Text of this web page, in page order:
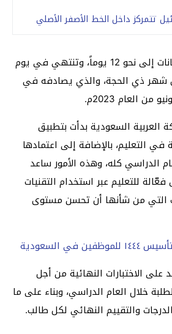
وقد تستمر أيام الامتحانات إلى نحو 12 يوماً، وتنتهي في يوم
الموافق 1 من شهر ذي الحجة، والذي يصادفه في
العربية السعودية بدأت بتطبيق
التعليم، بالإضافة إلى اعتمادها
الدراسي كله، وهذه الأمور ساعد
للتعليم عبر استخدام التقنيات
التي من شأنها أن تحسن مستوى
في السعودية
الاختبارات النهائية من أجل
خلال العام الدراسي، وبناء على ما
والتقييم النهائي لكل طالب.